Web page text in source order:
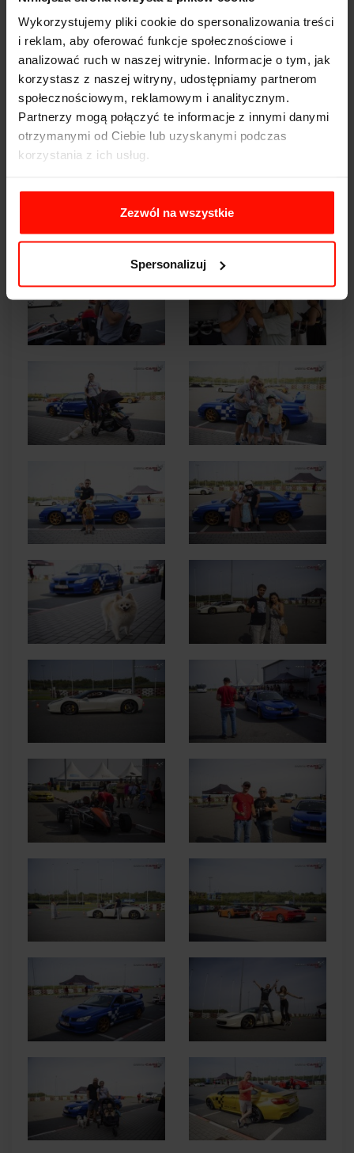
Wykorzystujemy pliki cookie do spersonalizowania treści
i reklam, aby oferować funkcje społecznościowe i
analizować ruch w naszej witrynie. Informacje o tym, jak
korzystasz z naszej witryny, udostępniamy partnerom
społecznościowym, reklamowym i analitycznym.
Partnerzy mogą połączyć te informacje z innymi danymi
otrzymanymi od Ciebie lub uzyskanymi podczas
korzystania z ich usług.
Zezwól na wszystkie
Spersonalizuj